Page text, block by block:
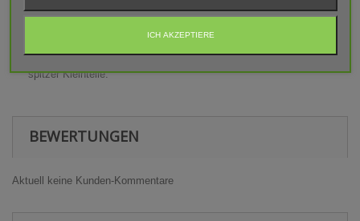
Warnhinweis
spitzer Kleinteile.
BEWERTUNGEN
Aktuell keine Kunden-Kommentare
ICH AKZEPTIERE